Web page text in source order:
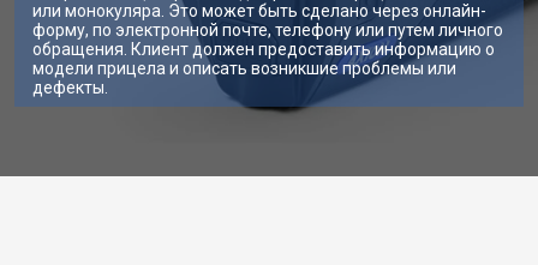
или монокуляра. Это может быть сделано через онлайн-
форму, по электронной почте, телефону или путем личного
обращения. Клиент должен предоставить информацию о
модели прицела и описать возникшие проблемы или
дефекты.